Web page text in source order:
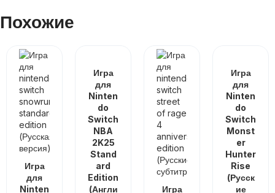
Похожие
Игра
для
Ninten
Игра
для
Ninten
do
Switch
NBA
2K25
Stand
ard
Edition
(Англи
Игра
Игра
для
Ninten
do
Switch
Monst
er
Hunter
Rise
(Русск
ие